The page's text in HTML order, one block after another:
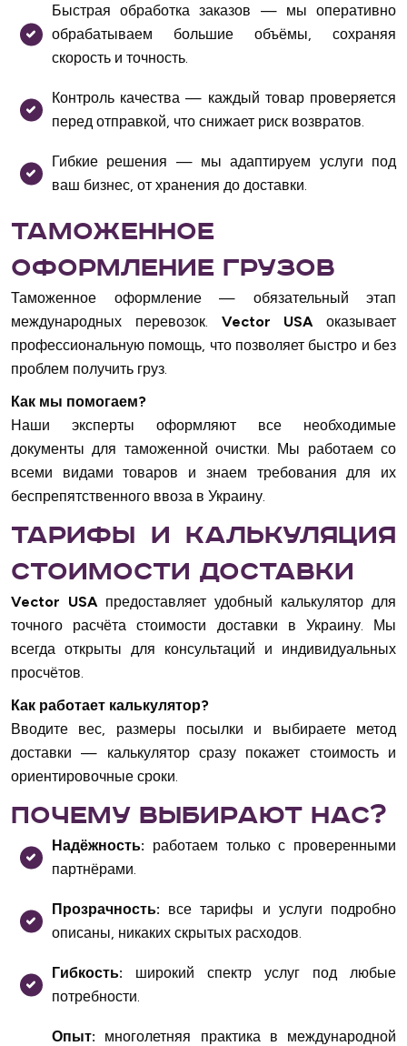
Быстрая обработка заказов — мы оперативно
обрабатываем большие объёмы, сохраняя
скорость и точность.
Контроль качества — каждый товар проверяется
перед отправкой, что снижает риск возвратов.
Гибкие решения — мы адаптируем услуги под
ваш бизнес, от хранения до доставки.
Таможенное
оформление грузов
Таможенное оформление — обязательный этап
международных перевозок. Vector USAоказывает
профессиональную помощь, что позволяет быстро и без
проблем получить груз.
Как мы помогаем?
Наши эксперты оформляют все необходимые
документы для таможенной очистки. Мы работаем со
всеми видами товаров и знаем требования для их
беспрепятственного ввоза в Украину.
Тарифы и калькуляция
стоимости доставки
Vector USAпредоставляет удобный калькулятор для
точного расчёта стоимости доставки в Украину. Мы
всегда открыты для консультаций и индивидуальных
просчётов.
Как работает калькулятор?
Вводите вес, размеры посылки и выбираете метод
доставки — калькулятор сразу покажет стоимость и
ориентировочные сроки.
Почему выбирают нас?
Надёжность: работаем только с проверенными
партнёрами.
Прозрачность: все тарифы и услуги подробно
описаны, никаких скрытых расходов.
Гибкость: широкий спектр услуг под любые
потребности.
Опыт: многолетняя практика в международной